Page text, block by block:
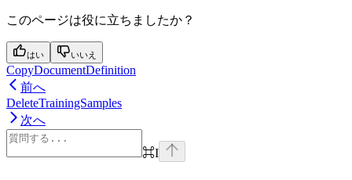
このページは役に立ちましたか？
はい いいえ
CopyDocumentDefinition
前へ
DeleteTrainingSamples
次へ
⌘I